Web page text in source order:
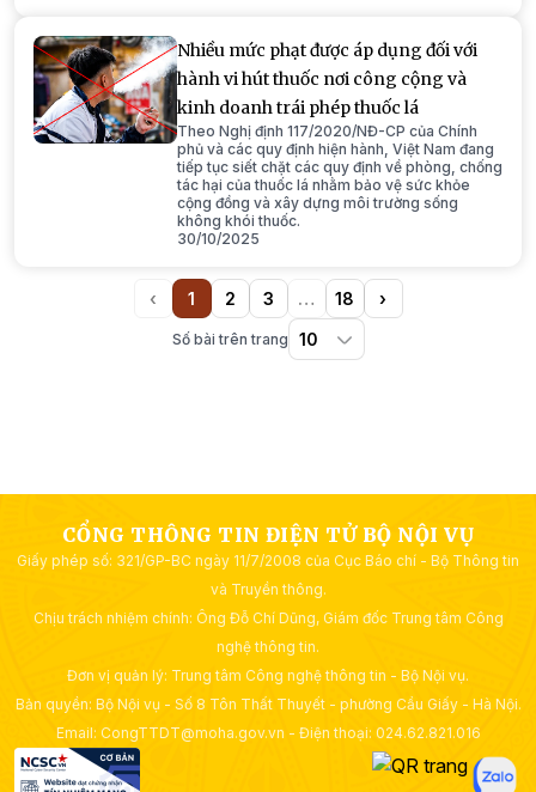
Nhiều mức phạt được áp dụng đối với
hành vi hút thuốc nơi công cộng và
kinh doanh trái phép thuốc lá
Theo Nghị định 117/2020/NĐ-CP của Chính
phủ và các quy định hiện hành, Việt Nam đang
tiếp tục siết chặt các quy định về phòng, chống
tác hại của thuốc lá nhằm bảo vệ sức khỏe
cộng đồng và xây dựng môi trường sống
không khói thuốc.
30/10/2025
Số bài trên trang
‹Previous
1(current)
2 3 …More
18 ›Next
CỔNG THÔNG TIN ĐIỆN TỬ BỘ NỘI VỤ
Giấy phép số: 321/GP-BC ngày 11/7/2008 của Cục Báo chí - Bộ Thông tin
và Truyền thông.
Chịu trách nhiệm chính: Ông Đỗ Chí Dũng, Giám đốc Trung tâm Công
nghệ thông tin.
Đơn vị quản lý: Trung tâm Công nghệ thông tin - Bộ Nội vụ.
Bản quyền: Bộ Nội vụ - Số 8 Tôn Thất Thuyết - phường Cầu Giấy - Hà Nội.
Email: CongTTDT@moha.gov.vn - Điện thoại: 024.62.821.016